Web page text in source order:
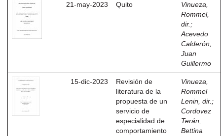
21-may-2023 Quito
Vinueza,
Rommel,
dir. ;
Acevedo
Calderón,
Juan
Guillermo
15-dic-2023
Revisión de
literatura de la
propuesta de un
servicio de
especialidad de
comportamiento
Vinueza,
Rommel
Lenin, dir. ;
Cordovez
Terán,
Bettina